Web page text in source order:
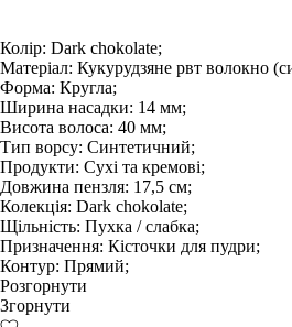
Колір: Dark chokolate;
Матеріал: Кукурудзяне рвт волокно
Форма: Кругла;
Ширина насадки: 14 мм;
Висота волоса: 40 мм;
Тип ворсу: Синтетичний;
Продукти: Сухі та кремові;
Довжина пензля: 17,5 см;
Колекція: Dark chokolate;
Щільність: Пухка / слабка;
Призначення: Кісточки для пудри;
Контур: Прямий;
Розгорнути
Згорнути